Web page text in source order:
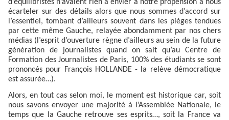
d’équilibristes n’avaient rien à envier à notre propension à nous
écarteler sur des détails alors que nous sommes d’accord sur
l’essentiel, tombant d’ailleurs souvent dans les pièges tendues
par cette même Gauche, relayée abondamment par nos chers
médias (l’esprit d’ouverture règne d’ailleurs au sein de la future
génération de journalistes quand on sait qu’au Centre de
Formation des Journalistes de Paris, 100% des étudiants se sont
prononcés pour François HOLLANDE - la relève démocratique
est assurée…).
Alors, en tout cas selon moi, le moment est historique car, soit
nous savons envoyer une majorité à l’Assemblée Nationale, le
temps que la Gauche retrouve ses esprits…, soit la France va